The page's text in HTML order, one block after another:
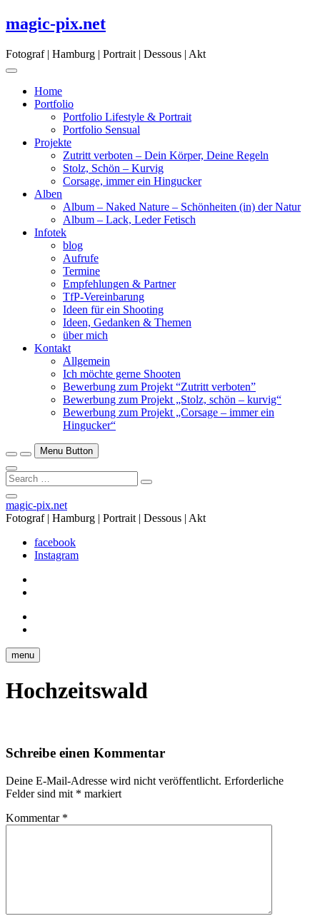
Skip
to
magic-pix.net
Fotograf | Hamburg | Portrait | Dessous | Akt
Home
Portfolio
Portfolio Lifestyle & Portrait
Portfolio Sensual
Projekte
Zutritt verboten – Dein Körper, Deine Regeln
Stolz, Schön – Kurvig
Corsage, immer ein Hingucker
Alben
Album – Naked Nature – Schönheiten (in) der Natur
Album – Lack, Leder Fetisch
Infotek
blog
Aufrufe
Termine
Empfehlungen & Partner
TfP-Vereinbarung
Ideen für ein Shooting
Ideen, Gedanken & Themen
über mich
Kontakt
Allgemein
Ich möchte gerne Shooten
Bewerbung zum Projekt “Zutritt verboten”
Bewerbung zum Projekt „Stolz, schön – kurvig“
Bewerbung zum Projekt „Corsage – immer ein
Hingucker“
Menu Button
Search
…
Close
Side
Menu
magic-pix.net
Fotograf | Hamburg | Portrait | Dessous | Akt
facebook
Instagram
menu
Hochzeitswald
Schreibe einen Kommentar
Deine E-Mail-Adresse wird nicht veröffentlicht. Erforderliche
Felder sind mit * markiert
Kommentar *